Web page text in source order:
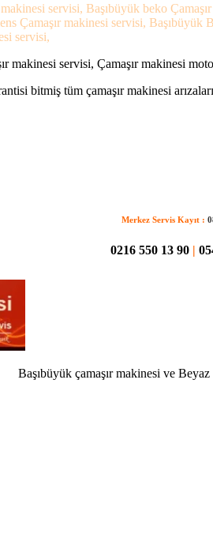
servisi, Başıbüyük beko
Çamaşır makinesi servisi,
servisi,
makinesi servisi, Çamaşır makinesi
bitmiş tüm çamaşır makinesi
Merkez Servis Kayıt :
0216 550 13 90
Başıbüyük çamaşır makinesi ve